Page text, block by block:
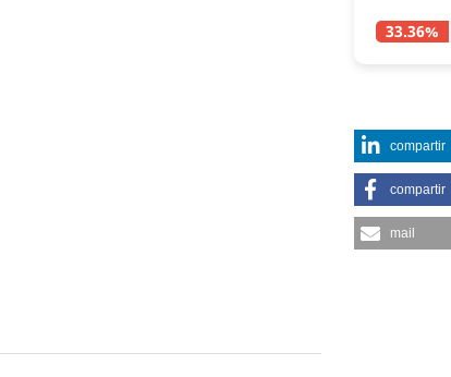
33.36%
compartir
compartir
mail